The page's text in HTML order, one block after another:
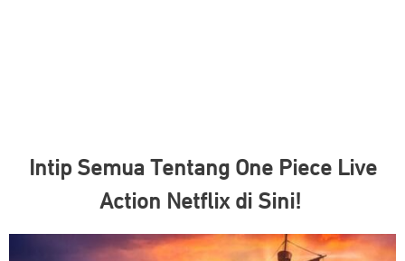
Intip Semua Tentang One Piece Live
Action Netflix di Sini!